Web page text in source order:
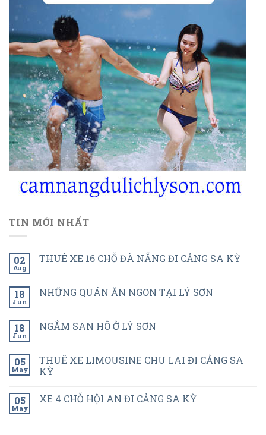
TIN MỚI NHẤT
02
Aug
THUÊ XE 16 CHỖ ĐÀ NẴNG ĐI CẢNG SA KỲ
18
Jun
NHỮNG QUÁN ĂN NGON TẠI LÝ SƠN
18
Jun
NGẮM SAN HÔ Ở LÝ SƠN
05
May
THUÊ XE LIMOUSINE CHU LAI ĐI CẢNG SA
KỲ
05
May
XE 4 CHỖ HỘI AN ĐI CẢNG SA KỲ